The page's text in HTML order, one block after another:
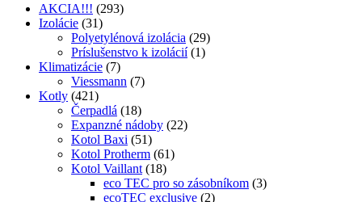
AKCIA!!! (293)
Izolácie (31)
Polyetylénová izolácia (29)
Príslušenstvo k izolácií (1)
Klimatizácie (7)
Viessmann (7)
Kotly (421)
Čerpadlá (18)
Expanzné nádoby (22)
Kotol Baxi (51)
Kotol Protherm (61)
Kotol Vaillant (18)
eco TEC pro so zásobníkom (3)
ecoTEC exclusive (2)